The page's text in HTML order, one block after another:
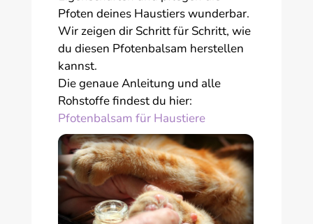
Pfoten deines Haustiers wunderbar.
Wir zeigen dir Schritt für Schritt, wie
du diesen Pfotenbalsam herstellen
kannst.
Die genaue Anleitung und alle
Rohstoffe findest du hier:
Pfotenbalsam für Haustiere